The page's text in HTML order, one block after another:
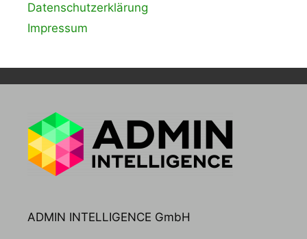
Datenschutzerklärung
Impressum
ADMIN INTELLIGENCE GmbH